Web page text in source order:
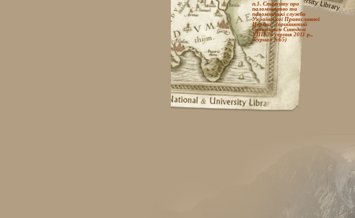
п.1. Статуту про
паломництво та
паломницькі служби
Української Православної
Церкви" (прийнятий
Священним Синодом
УПЦ 26 серпня 2011 р.,
журнал №65)